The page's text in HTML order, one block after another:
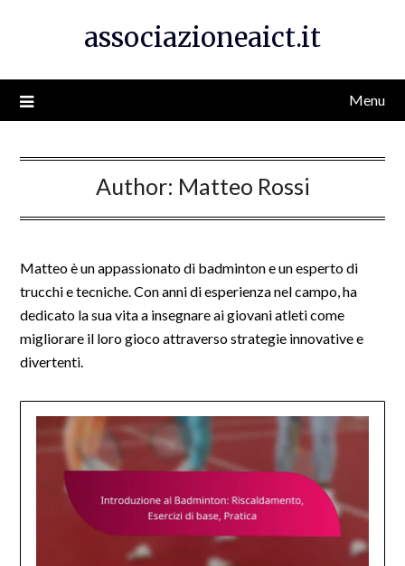
associazioneaict.it
Menu
Author: Matteo Rossi
Matteo è un appassionato di badminton e un esperto di
trucchi e tecniche. Con anni di esperienza nel campo, ha
dedicato la sua vita a insegnare ai giovani atleti come
migliorare il loro gioco attraverso strategie innovative e
divertenti.